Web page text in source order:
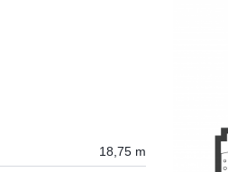
18,75 m